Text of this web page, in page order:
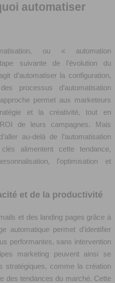
automatiser
ou « automation
suivante de l’évolution du
d’automatiser la configuration,
processus d’automatisation
permet aux marketeurs
et la créativité, tout en
de leurs campagnes. Mais
au-delà de l’automatisation
alimentent cette tendance,
l’optimisation et
et de la productivité
et des landing pages grâce à
automatique permet d’identifier
performantes, sans intervention
marketing peuvent ainsi se
stratégiques, comme la création
des tendances du marché. Cette